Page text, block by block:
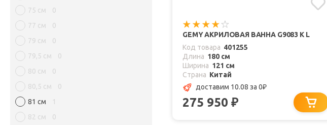
75 см
0
77 см
0
79 см
0
79,5 см
0
80 см
0
80,5 см
0
81 см
1
82 см
0
GEMY АКРИЛОВАЯ ВАННА G9083 K L
Код товара 401255
Длина 180 см
Ширина 121 см
Страна Китай
доставим 10.08 за 0₽
275 950 ₽